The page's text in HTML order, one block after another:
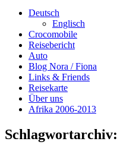
Deutsch
Englisch
Crocomobile
Reisebericht
Auto
Blog Nora / Fiona
Links & Friends
Reisekarte
Über uns
Afrika 2006-2013
Schlagwortarchiv: